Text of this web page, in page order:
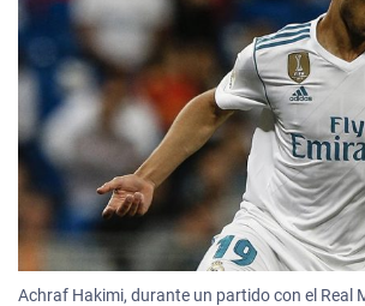
Achraf Hakimi, durante un partido con el Real